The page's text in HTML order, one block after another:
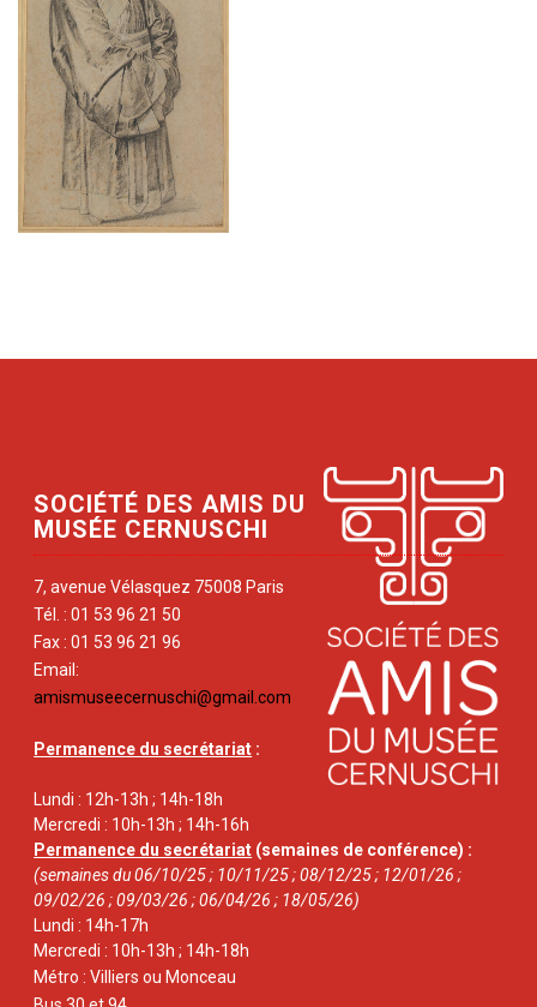
SOCIÉTÉ DES AMIS DU
MUSÉE CERNUSCHI
7, avenue Vélasquez 75008 Paris
Tél. : 01 53 96 21 50
Fax : 01 53 96 21 96
Email:
amismuseecernuschi@gmail.com
Permanence du secrétariat :
Lundi : 12h-13h ; 14h-18h
Mercredi : 10h-13h ; 14h-16h
Permanence du secrétariat (semaines de conférence) :
(semaines du 06/10/25 ; 10/11/25 ; 08/12/25 ; 12/01/26 ;
09/02/26 ; 09/03/26 ; 06/04/26 ; 18/05/26)
Lundi : 14h-17h
Mercredi : 10h-13h ; 14h-18h
Métro : Villiers ou Monceau